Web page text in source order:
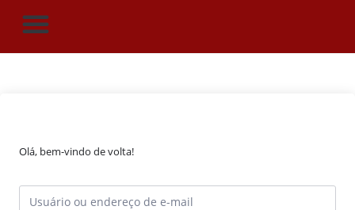
Olá, bem-vindo de volta!